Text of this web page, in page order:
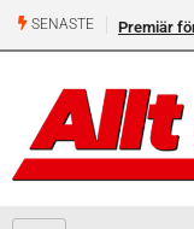
SENASTE Premiär